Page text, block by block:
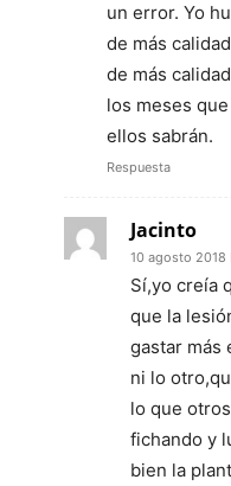
un error. Yo
de más
de más
los meses
ellos sabrán.
Respuesta
Jacinto
10 agosto 2018
Sí,yo creía
que la
gastar más
ni lo
lo que
fichando y
bien la